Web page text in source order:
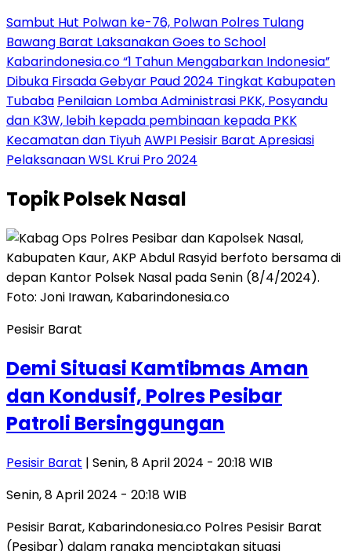
Sambut Hut Polwan ke-76, Polwan Polres Tulang
Bawang Barat Laksanakan Goes to School
Kabarindonesia.co “1 Tahun Mengabarkan Indonesia”
Dibuka Firsada Gebyar Paud 2024 Tingkat Kabupaten
Tubaba Penilaian Lomba Administrasi PKK, Posyandu
dan K3W, lebih kepada pembinaan kepada PKK
Kecamatan dan TiyuhAWPI Pesisir Barat Apresiasi
Pelaksanaan WSL Krui Pro 2024
TopikPolsek Nasal
Pesisir Barat
Demi Situasi Kamtibmas Aman
dan Kondusif, Polres Pesibar
Patroli Bersinggungan
Pesisir Barat | Senin, 8 April 2024 - 20:18 WIB
Senin, 8 April 2024 - 20:18 WIB
Pesisir Barat, Kabarindonesia.co Polres Pesisir Barat
(Pesibar) dalam rangka menciptakan situasi